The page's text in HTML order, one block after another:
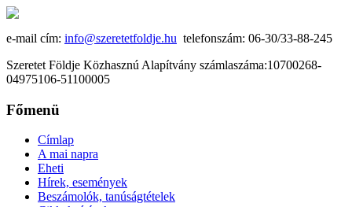
e-mail cím: info@szeretetfoldje.hu telefonszám: 06-30/33-88-245
Szeretet Földje Közhasznú Alapítvány számlaszáma:10700268-
04975106-51100005
Főmenü
Címlap
A mai napra
Eheti
Hírek, események
Beszámolók, tanúságtételek